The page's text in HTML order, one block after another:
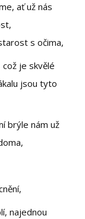
ať už nás
s očima,
je skvělé
jsou tyto
brýle nám už
najednou